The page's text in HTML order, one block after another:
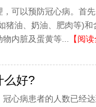
，可以预防冠心病。首
猪油、奶油、肥肉等)
内脏及蛋黄等...
【阅
么好?
冠心病患者的人数已经